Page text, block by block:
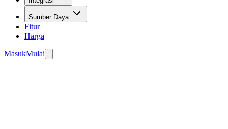
Sumber Daya
Fitur
Harga
MasukMulai